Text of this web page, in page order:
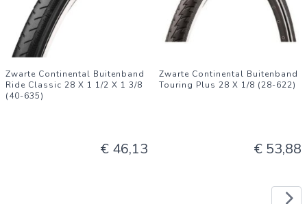
Zwarte Continental Buitenband
Ride Classic 28 X 1 1/2 X 1 3/8
(40-635)
€ 46,13
Zwarte Continental Buitenband
Touring Plus 28 X 1/8 (28-622)
€ 53,88